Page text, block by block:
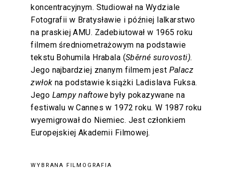
koncentracyjnym. Studiował na Wydziale
Fotografii w Bratysławie i później lalkarstwo
na praskiej AMU. Zadebiutował w 1965 roku
filmem średniometrażowym na podstawie
tekstu Bohumila Hrabala (Sběrné surovosti).
Jego najbardziej znanym filmem jest Palacz
zwłok na podstawie książki Ladislava Fuksa.
Jego Lampy naftowe były pokazywane na
festiwalu w Cannes w 1972 roku. W 1987 roku
wyemigrował do Niemiec. Jest członkiem
Europejskiej Akademii Filmowej.
WYBRANA FILMOGRAFIA